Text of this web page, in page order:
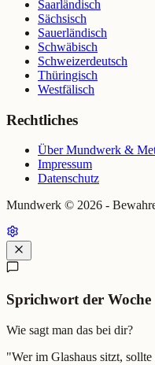
Saarländisch
Sächsisch
Sauerländisch
Schwäbisch
Schweizerdeutsch
Thüringisch
Westfälisch
Rechtliches
Über Mundwerk &
Impressum
Datenschutz
Mundwerk © 2026 -
Sprichwort der Woche
Wie sagt man das bei dir?
"Wer im Glashaus sitzt,